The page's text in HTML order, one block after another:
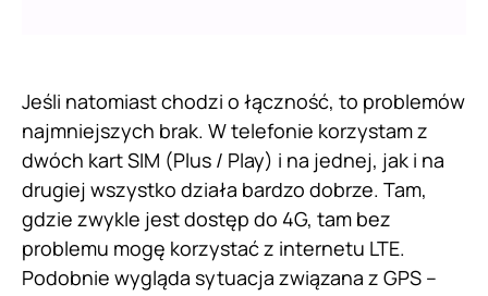
Jeśli natomiast chodzi o łączność, to problemów
najmniejszych brak. W telefonie korzystam z
dwóch kart SIM (Plus / Play) i na jednej, jak i na
drugiej wszystko działa bardzo dobrze. Tam,
gdzie zwykle jest dostęp do 4G, tam bez
problemu mogę korzystać z internetu LTE.
Podobnie wygląda sytuacja związana z GPS –